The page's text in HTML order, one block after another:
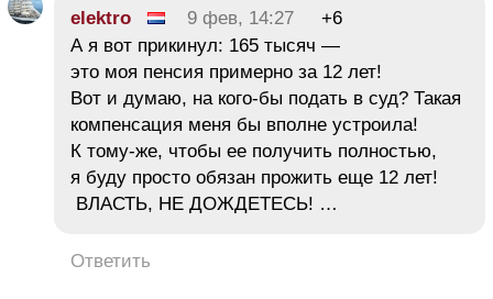
elektro 9 фев, 14:27
+6
А я вот прикинул: 165 тысяч —
это моя пенсия примерно за 12 лет!
Вот и думаю, на кого-бы подать в суд? Такая
компенсация меня бы вполне устроила!
К тому-же, чтобы ее получить полностью,
я буду просто обязан прожить еще 12 лет!
ВЛАСТЬ, НЕ ДОЖДЕТЕСЬ! …
Ответить